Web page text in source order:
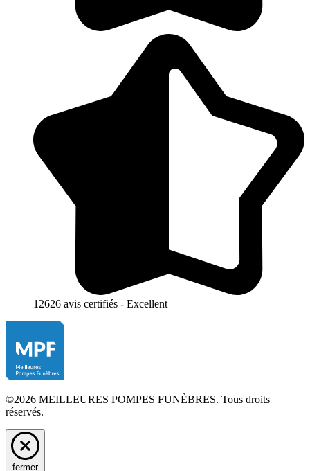
12626 avis certifiés - Excellent
©2026 MEILLEURES POMPES FUNÈBRES. Tous droits
réservés.
fermer